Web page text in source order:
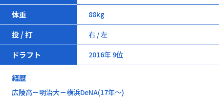
体重 88kg
投 / 打 右 / 左
ドラフト 2016年 9位
経歴
広陵高－明治大－横浜DeNA(17年～)